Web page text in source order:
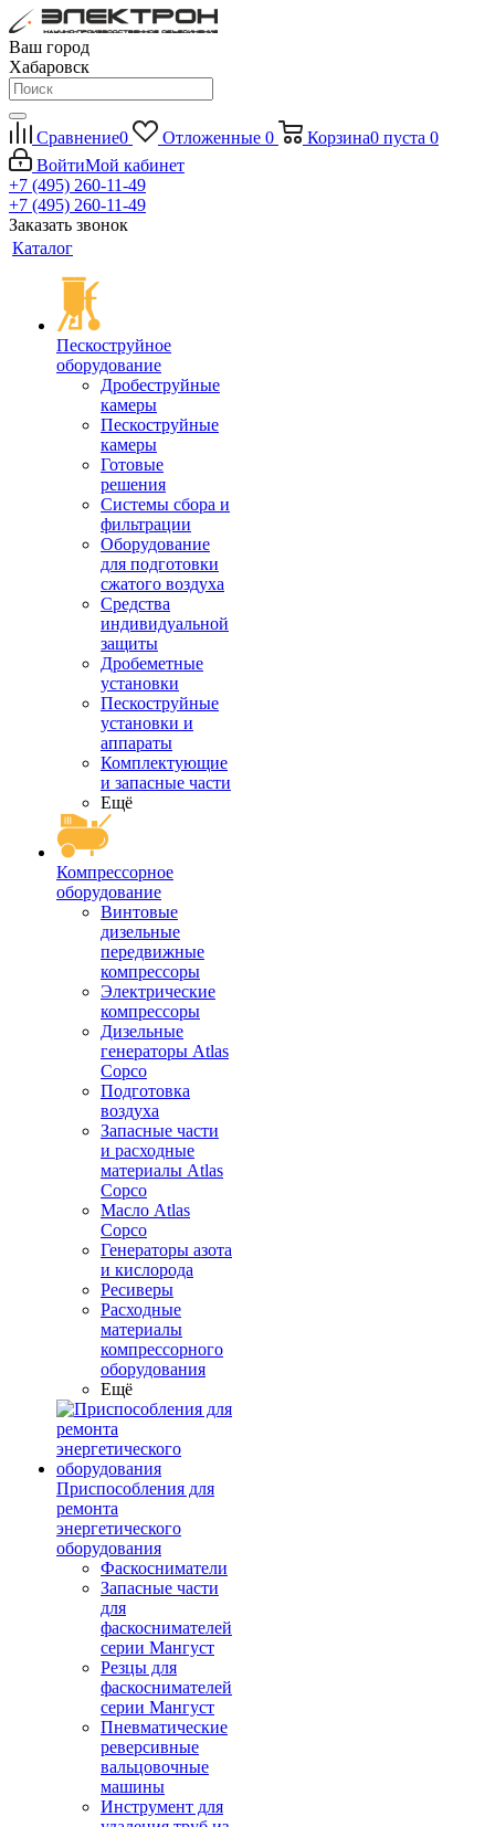
Ваш город
Хабаровск
Сравнение0 Отложенные 0 Корзина0 пуста 0
ВойтиМой кабинет
+7 (495) 260-11-49
+7 (495) 260-11-49
Заказать звонок
Каталог
Пескоструйное
оборудование
Дробеструйные
камеры
Пескоструйные
камеры
Готовые
решения
Системы сбора и
фильтрации
Оборудование
для подготовки
сжатого воздуха
Средства
индивидуальной
защиты
Дробеметные
установки
Пескоструйные
установки и
аппараты
Комплектующие
и запасные части
Ещё
Компрессорное
оборудование
Винтовые
дизельные
передвижные
компрессоры
Электрические
компрессоры
Дизельные
генераторы Atlas
Copco
Подготовка
воздуха
Запасные части
и расходные
материалы Atlas
Copco
Масло Atlas
Copco
Генераторы азота
и кислорода
Ресиверы
Расходные
материалы
компрессорного
оборудования
Ещё
Приспособления для
ремонта
энергетического
оборудования
Фаскосниматели
Запасные части
для
фаскоснимателей
серии Мангуст
Резцы для
фаскоснимателей
серии Мангуст
Пневматические
реверсивные
вальцовочные
машины
Инструмент для